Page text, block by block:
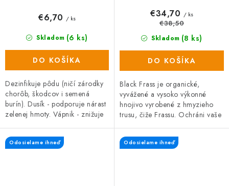
Skladom (6 ks)
€6,70 / ks
DO KOŠÍKA
Dezinfikuje pôdu (ničí zárodky
chorôb, škodcov i semená
burín). Dusík - podporuje nárast
zelenej hmoty. Vápnik - znižuje
Skladom (8 ks)
€34,70 / ks
€38,50
DO KOŠÍKA
Black Frass je organické,
vyvážené a vysoko výkonné
hnojivo vyrobené z hmyzieho
trusu, čiže Frassu. Ochráni vaše
a plesňami a zároveň prispieva
k...
Odosielame ihneď Odosielame ihneď